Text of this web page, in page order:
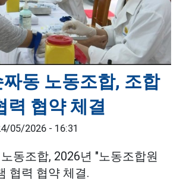
동 노동조합, 조합
력 협약 체결
05/2026 - 16:31
동조합, 2026년 "노동조합원
협력 협약 체결.